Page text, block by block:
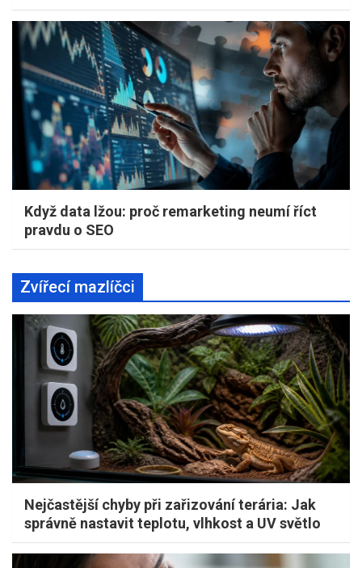
Když data lžou: proč remarketing neumí říct
pravdu o SEO
Zvířecí mazlíčci
Nejčastější chyby při zařizování terária: Jak
správně nastavit teplotu, vlhkost a UV světlo